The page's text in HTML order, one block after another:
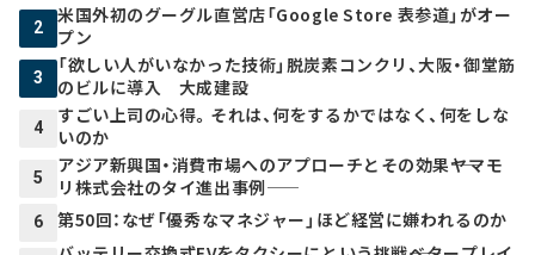
2
米国外初のグーグル直営店「Google Store 表参道」がオー
プン
3
「欲しい人がいなかった技術」脱炭素コンクリ、大阪・御堂筋
のビルに導入 大成建設
4
すごい上司の心得。それは、何をするかではなく、何をしな
いのか
5
アジア新興国・消費市場へのアプローチとその効果――ヤマモ
リ株式会社のタイ進出事例――
6 第50回：なぜ「優秀なマネジャー」ほど経営に嫌われるのか